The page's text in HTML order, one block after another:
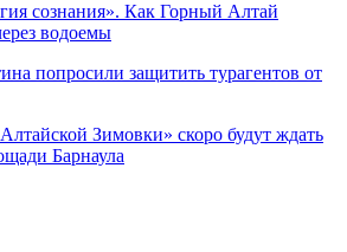
сознания». Как Горный Алтай
водоемы
попросили защитить турагентов от
Зимовки» скоро будут ждать
Барнаула